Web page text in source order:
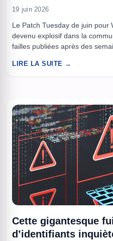
19 juin 2026
Le Patch Tuesday de juin pour
devenu explosif dans la
failles publiées après des
rapportées par
LIRE LA SUITE →
Cette gigantesque
d’identifiants